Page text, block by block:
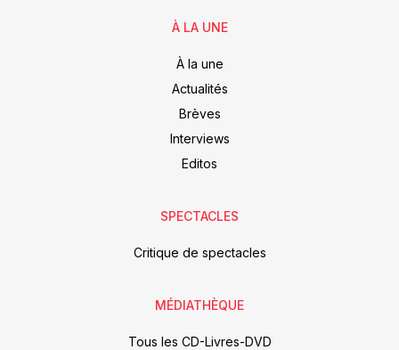
À LA UNE
À la une
Actualités
Brèves
Interviews
Editos
SPECTACLES
Critique de spectacles
MÉDIATHÈQUE
Tous les CD-Livres-DVD